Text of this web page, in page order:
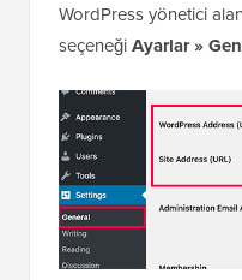
WordPress yönetici
seçeneğiAyarlar »